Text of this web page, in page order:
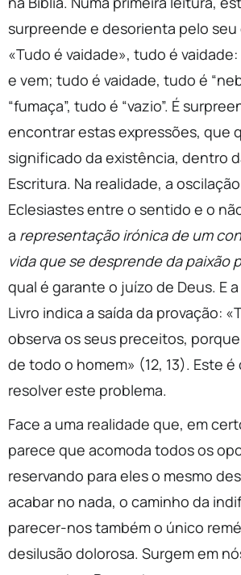
surpreende e desorienta pelo
«Tudo é vaidade», tudo é
e vem; tudo é vaidade, tudo é
“fumaça”, tudo é “vazio”. É
encontrar estas expressões, que
significado da existência, dentro
Escritura. Na realidade, a
Eclesiastes entre o sentido e o
a representação irónica de um
vida que se desprende da paixão
qual é garante o juízo de Deus. E
Livro indica a saída da provação:
observa os seus preceitos,
de todo o homem» (12, 13). Este
resolver este problema.
Face a uma realidade que, em
parece que acomoda todos os
reservando para eles o mesmo
acabar no nada, o caminho da
parecer-nos também o único
desilusão dolorosa. Surgem em